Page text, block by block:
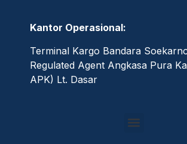
Kantor Operasional:
Terminal Kargo Bandara
Regulated Agent Angkasa Pura
APK) Lt. Dasar